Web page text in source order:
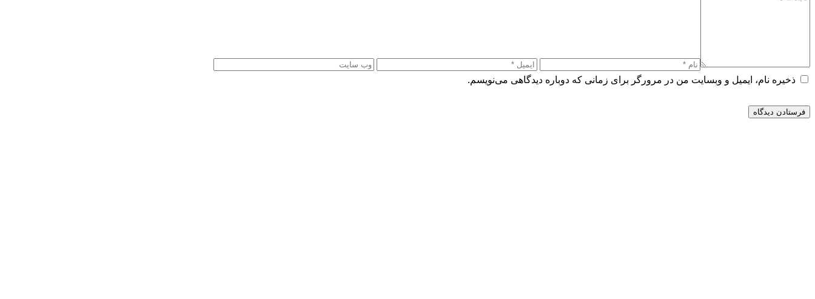
ذخیره نام، ایمیل و وبسایت من در مرورگر برای زمانی که دوباره دیدگاهی می‌نویسم.